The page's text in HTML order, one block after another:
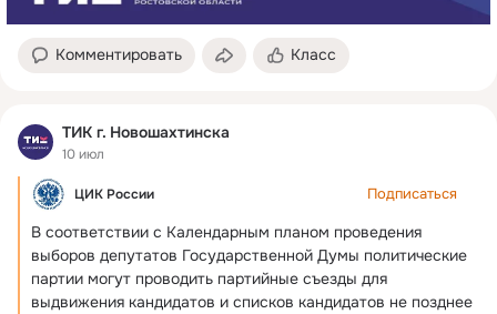
Комментировать Класс
ТИК г. Новошахтинска
10 июл
ЦИК России Подписаться
В соответствии с Календарным планом проведения
выборов депутатов Государственной Думы политические
партии могут проводить партийные съезды для
выдвижения кандидатов и списков кандидатов не позднее